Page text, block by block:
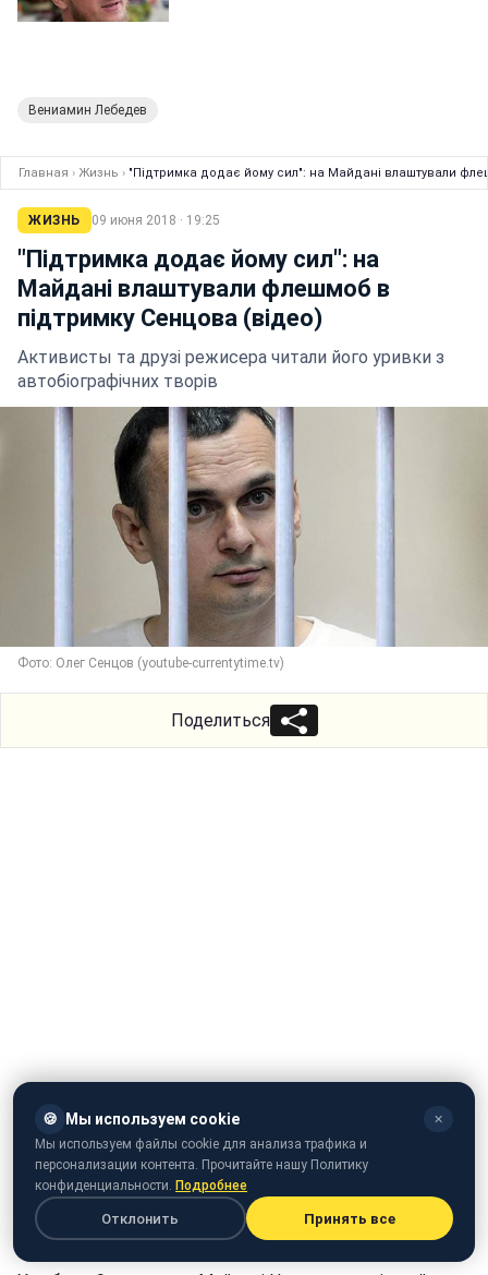
Вениамин Лебедев
Главная › Жизнь › "Підтримка додає йому сил": на Майдані влаштували
ЖИЗНЬ 09 июня 2018 · 19:25
"Підтримка додає йому сил": на
Майдані влаштували флешмоб в
підтримку Сенцова (відео)
Активисты та друзі режисера читали його уривки з
автобіографічних творів
Фото: Олег Сенцов (youtube-currentytime.tv)
Поделиться
🍪 Мы используем cookie ✕
Мы используем файлы cookie для анализа трафика и
персонализации контента. Прочитайте нашу Политику
конфиденциальности. Подробнее
Отклонить Принять все